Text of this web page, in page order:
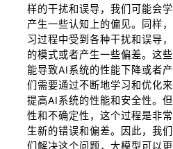
样的干扰和误导，我们可能会
产生一些认知上的偏见。同样
习过程中受到各种干扰和误导
的模式或者产生一些偏差。这
能导致AI系统的性能下降或者
们需要通过不断地学习和优化
提高AI系统的性能和安全性。
性和不确定性，这个过程是非
生新的错误和偏差。因此，我
们解决这个问题，大模型可以